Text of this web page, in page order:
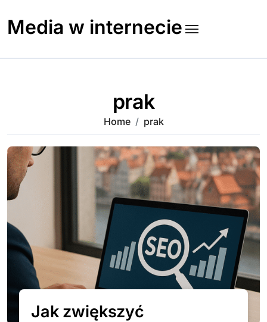
content
Media w internecie
prak
Home prak
Jak zwiększyć